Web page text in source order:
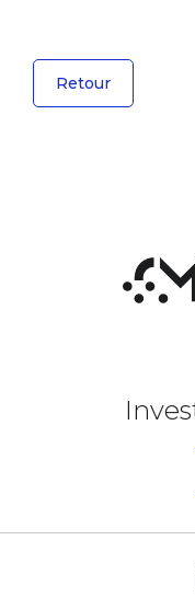
Retour